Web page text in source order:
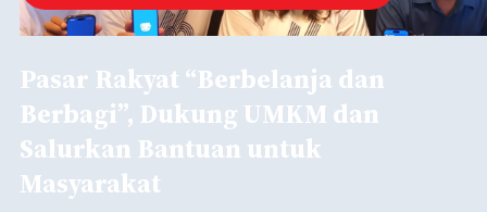
Pasar Rakyat “Berbelanja dan
Berbagi”, Dukung UMKM dan
Salurkan Bantuan untuk
Masyarakat